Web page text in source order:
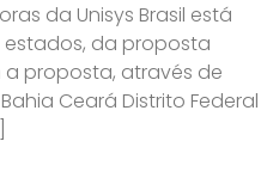
da Unisys Brasil está
da proposta
proposta, através de
Ceará Distrito Federal